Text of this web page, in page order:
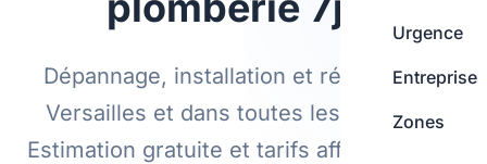
Urgence
Entreprise
Zones
Dépannage, installation et réparation à
Versailles et dans toutes les Yvelines.
Estimation gratuite et tarifs affichés avant